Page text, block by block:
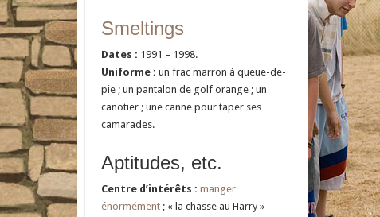
Smeltings
Dates : 1991 – 1998.
Uniforme : un frac marron à queue-de-
pie ; un pantalon de golf orange ; un
canotier ; une canne pour taper ses
camarades.
Aptitudes, etc.
Centre d’intérêts : manger
énormément ; « la chasse au Harry »